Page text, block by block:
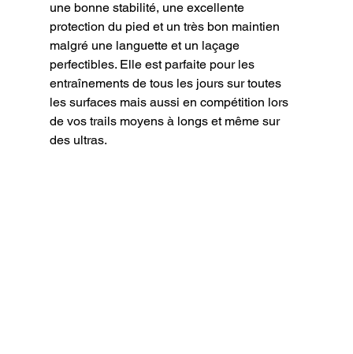
une bonne stabilité, une excellente
protection du pied et un très bon maintien
malgré une languette et un laçage
perfectibles. Elle est parfaite pour les
entraînements de tous les jours sur toutes
les surfaces mais aussi en compétition lors
de vos trails moyens à longs et même sur
des ultras.